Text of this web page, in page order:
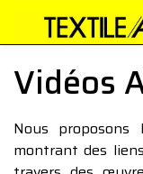
Vidéos
Nous proposons
montrant des